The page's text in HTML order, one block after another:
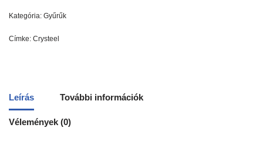
Kategória: Gyűrűk
Címke: Crysteel
Leírás További információk
Vélemények (0)